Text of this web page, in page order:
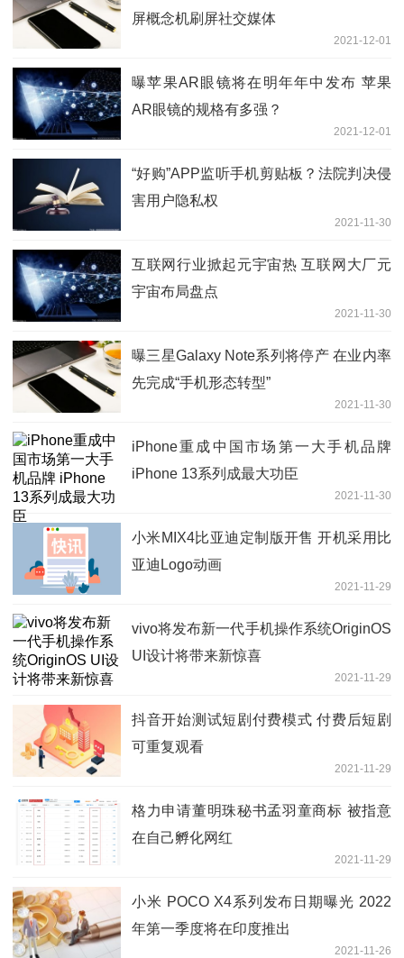
屏概念机刷屏社交媒体
2021-12-01
曝苹果AR眼镜将在明年年中发布 苹果
AR眼镜的规格有多强？
2021-12-01
“好购”APP监听手机剪贴板？法院判决侵
害用户隐私权
2021-11-30
互联网行业掀起元宇宙热 互联网大厂元
宇宙布局盘点
2021-11-30
曝三星Galaxy Note系列将停产 在业内率
先完成“手机形态转型”
2021-11-30
iPhone重成中国市场第一大手机品牌
iPhone 13系列成最大功臣
2021-11-30
小米MIX4比亚迪定制版开售 开机采用比
亚迪Logo动画
2021-11-29
vivo将发布新一代手机操作系统OriginOS
UI设计将带来新惊喜
2021-11-29
抖音开始测试短剧付费模式 付费后短剧
可重复观看
2021-11-29
格力申请董明珠秘书孟羽童商标 被指意
在自己孵化网红
2021-11-29
小米 POCO X4系列发布日期曝光 2022
年第一季度将在印度推出
2021-11-26